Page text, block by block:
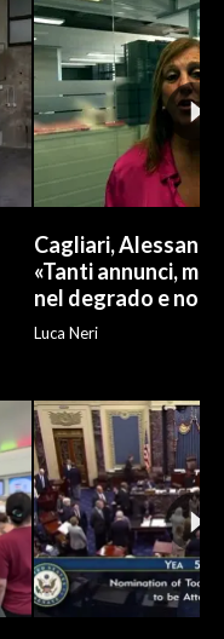
Cagliari,
«Tanti annunci,
nel degrado e non
Luca Neri